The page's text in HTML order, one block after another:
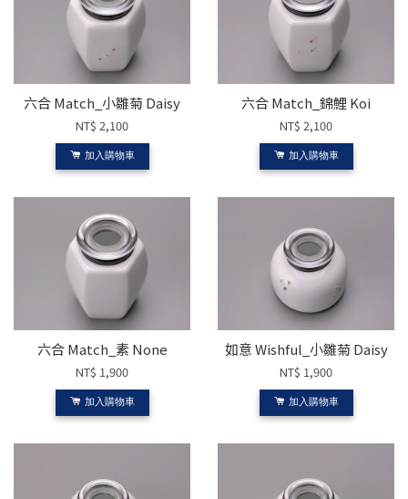
六合 Match_小雛菊 Daisy
NT$ 2,100
加入購物車
六合 Match_錦鯉 Koi
NT$ 2,100
加入購物車
六合 Match_素 None
NT$ 1,900
加入購物車
如意 Wishful_小雛菊 Daisy
NT$ 1,900
加入購物車